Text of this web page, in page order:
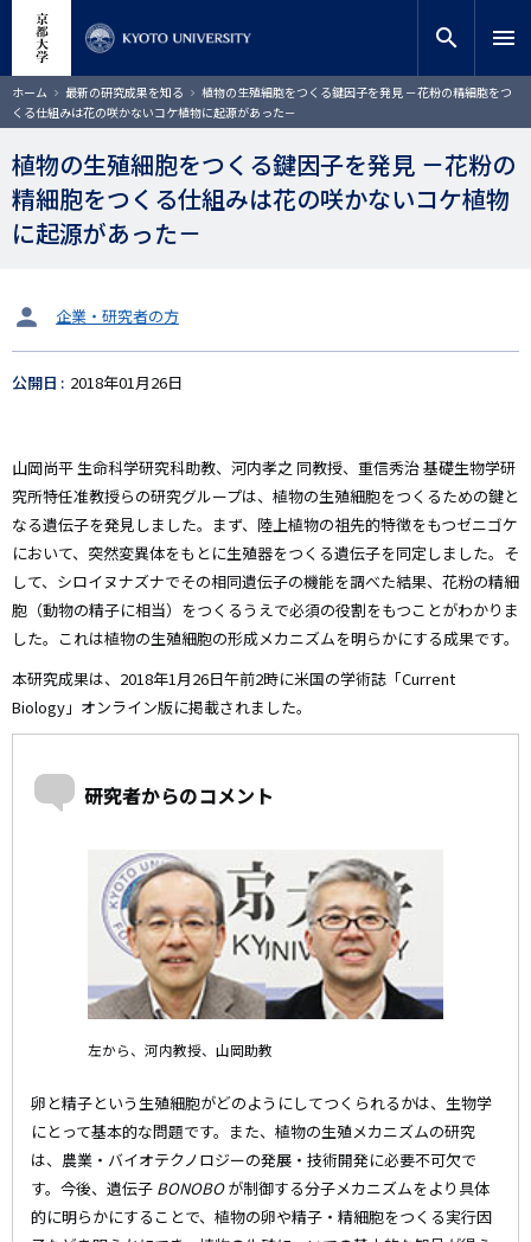
コ
ン
テ
ン
ツ
に
移
動
サイト内検索
検索
search menu
ホーム 最新の研究成果を知る
植物の生殖細胞をつくる鍵因子を発見 －花粉の精細胞をつ
くる仕組みは花の咲かないコケ植物に起源があった－
植物の生殖細胞をつくる鍵因子を発見 －花粉の
精細胞をつくる仕組みは花の咲かないコケ植物
に起源があった－
タ
ッ
企業・研究者の方
公開日 2018年01月26日
山岡尚平 生命科学研究科助教、河内孝之 同教授、重信秀治 基礎生物学研
究所特任准教授らの研究グループは、植物の生殖細胞をつくるための鍵と
なる遺伝子を発見しました。まず、陸上植物の祖先的特徴をもつゼニゴケ
において、突然変異体をもとに生殖器をつくる遺伝子を同定しました。そ
して、シロイヌナズナでその相同遺伝子の機能を調べた結果、花粉の精細
胞（動物の精子に相当）をつくるうえで必須の役割をもつことがわかりま
した。これは植物の生殖細胞の形成メカニズムを明らかにする成果です。
本研究成果は、2018年1月26日午前2時に米国の学術誌「Current
Biology」オンライン版に掲載されました。
研究者からのコメント
左から、河内教授、山岡助教
卵と精子という生殖細胞がどのようにしてつくられるかは、生物学
にとって基本的な問題です。また、植物の生殖メカニズムの研究
は、農業・バイオテクノロジーの発展・技術開発に必要不可欠で
す。今後、遺伝子 BONOBOが制御する分子メカニズムをより具体
的に明らかにすることで、植物の卵や精子・精細胞をつくる実行因